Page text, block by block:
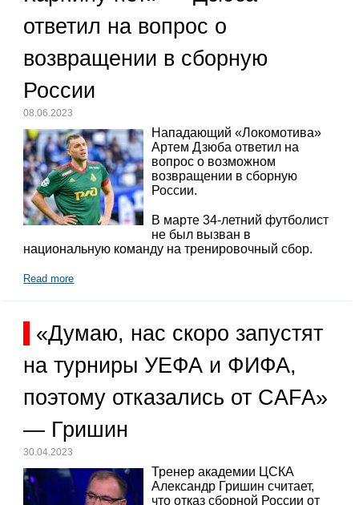
ответил на вопрос о
возвращении в сборную
России
08.06.2023
Нападающий «Локомотива»
Артем Дзюба ответил на
вопрос о возможном
возвращении в сборную
России.
В марте 34-летний футболист
не был вызван в
национальную команду на тренировочный сбор.
Read more
«Думаю, нас скоро запустят
на турниры УЕФА и ФИФА,
поэтому отказались от CAFA»
— Гришин
30.04.2023
Тренер академии ЦСКА
Александр Гришин считает,
что отказ сборной России от